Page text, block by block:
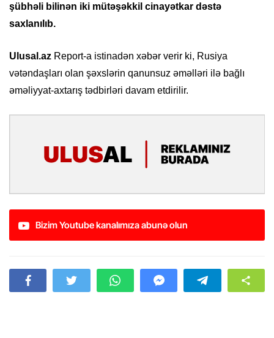
şübhəli bilinən iki mütəşəkkil cinayətkar dəstə
saxlanılıb.
Ulusal.az Report-a istinadən xəbər verir ki, Rusiya
vətəndaşları olan şəxslərin qanunsuz əməlləri ilə bağlı
əməliyyat-axtarış tədbirləri davam etdirilir.
Bizim Youtube kanalımıza abunə olun